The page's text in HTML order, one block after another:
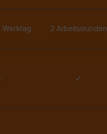
Werktag 2 Arbeitsstunden
✓